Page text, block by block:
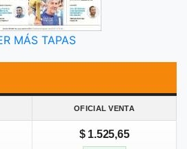
MÁS TAPAS
OFICIAL VENTA
$ 1.525,65